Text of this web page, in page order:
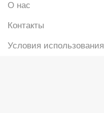
О нас
Контакты
Условия использования